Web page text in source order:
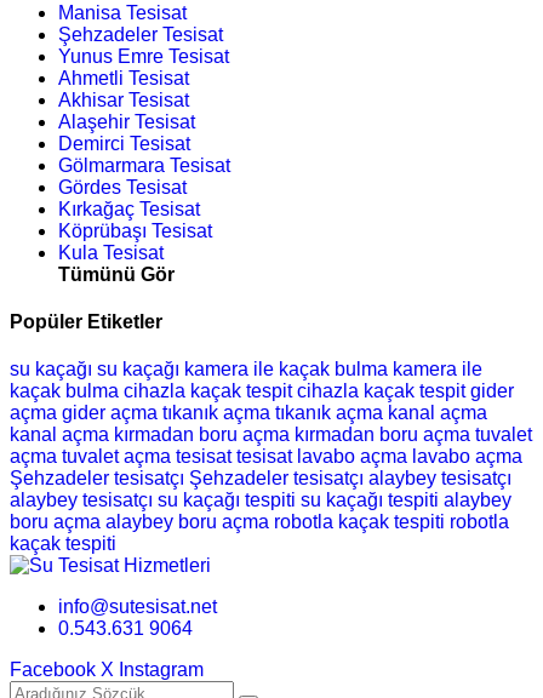
Manisa Tesisat
Şehzadeler Tesisat
Yunus Emre Tesisat
Ahmetli Tesisat
Akhisar Tesisat
Alaşehir Tesisat
Demirci Tesisat
Gölmarmara Tesisat
Gördes Tesisat
Kırkağaç Tesisat
Köprübaşı Tesisat
Kula Tesisat
Tümünü Gör
Popüler Etiketler
su kaçağı su kaçağı kamera ile kaçak bulma kamera ile
kaçak bulma cihazla kaçak tespit cihazla kaçak tespit gider
açma gider açma tıkanık açma tıkanık açma kanal açma
kanal açma kırmadan boru açma kırmadan boru açma tuvalet
açma tuvalet açma tesisat tesisat lavabo açma lavabo açma
Şehzadeler tesisatçı Şehzadeler tesisatçı alaybey tesisatçı
alaybey tesisatçı su kaçağı tespiti su kaçağı tespiti alaybey
boru açma alaybey boru açma robotla kaçak tespiti robotla
kaçak tespiti
info@sutesisat.net
0.543.631 9064
Facebook X Instagram